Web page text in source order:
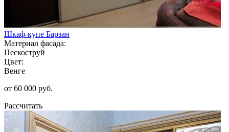
Шкаф-купе Барзан
Материал фасада:
Пескоструй
Цвет:
Венге
от 60 000 руб.
Рассчитать